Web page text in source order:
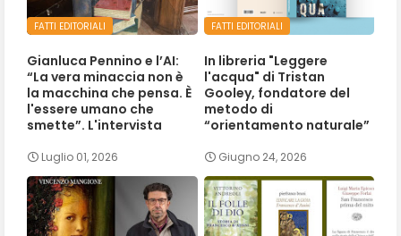
FATTI EDITORIALI
Gianluca Pennino e l’AI:
“La vera minaccia non è
la macchina che pensa. È
l'essere umano che
smette”. L'intervista
Luglio 01, 2026
FATTI EDITORIALI
In libreria "Leggere
l'acqua" di Tristan
Gooley, fondatore del
metodo di
“orientamento naturale”
Giugno 24, 2026